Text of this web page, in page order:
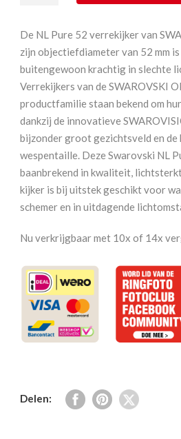
14x52
aantal
De NL Pure 52 verrekijker van
zijn objectiefdiameter van 52 mm
buitengewoon krachtig in slechte
Verrekijkers van de SWAROVSKI
productfamilie staan bekend om
dankzij de innovatieve
bijzonder groot gezichtsveld en de
wespentaille. Deze Swarovski NL
baanbrekend in kwaliteit,
kijker is bij uitstek geschikt voor
schemer en in uitdagende
Nu verkrijgbaar met 10x of 14x
Delen: